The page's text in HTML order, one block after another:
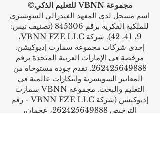
مجموعة VBNN للتعليم الذكي©
اسم مسجل لدى المعهد الفيدرالي السويسري
للملكية الفكرية برقم 845306 (تصنيف نيس:
9، 41، 42). شركة VBNN FZE LLC،
إحدى شركات مجموعة سمارت إديوكيشن.
مرخصة في الإمارات العربية المتحدة برقم
262425649888. تقدم جودة مستوحاة من
المعايير السويسرية وابتكارات عالمية في
التعليم والبحث. مجموعة VBNN سمارت
إديوكيشن (شركة VBNN FZE LLC - رقم
الترخيص262425649888، عجمان،